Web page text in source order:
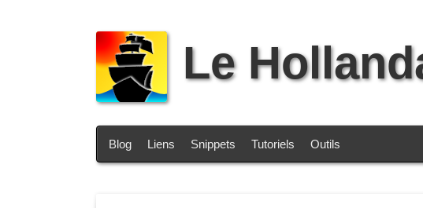
Le
Blog Liens Snippets Tutoriels Outils